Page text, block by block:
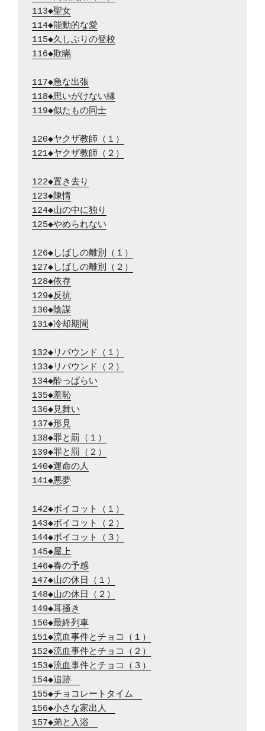
113◆聖女
114◆能動的な愛
115◆久しぶりの登校
116◆欺瞞
117◆急な出張
118◆思いがけない縁
119◆似たもの同士
120◆ヤクザ教師（１）
121◆ヤクザ教師（２）
122◆置き去り
123◆陳情
124◆山の中に独り
125◆やめられない
126◆しばしの離別（１）
127◆しばしの離別（２）
128◆依存
129◆反抗
130◆陰謀
131◆冷却期間
132◆リバウンド（１）
133◆リバウンド（２）
134◆酔っぱらい
135◆羞恥
136◆見舞い
137◆形見
138◆罪と罰（１）
139◆罪と罰（２）
140◆運命の人
141◆悪夢
142◆ボイコット（１）
143◆ボイコット（２）
144◆ボイコット（３）
145◆屋上
146◆春の予感
147◆山の休日（１）
148◆山の休日（２）
149◆耳掻き
150◆最終列車
151◆流血事件とチョコ（１）
152◆流血事件とチョコ（２）
153◆流血事件とチョコ（３）
154◆追跡
155◆チョコレートタイム
156◆小さな家出人
157◆弟と入浴